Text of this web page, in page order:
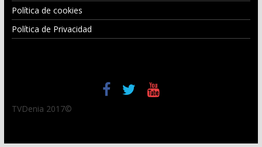
Política de cookies
Política de Privacidad
TVDenia 2017©